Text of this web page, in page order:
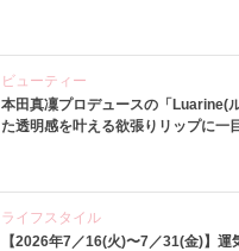
ビューティー
本田真凜プロデュースの「Luarine(
た透明感を叶える欲張りリップに一
ライフスタイル
【2026年7／16(火)〜7／31(金)】